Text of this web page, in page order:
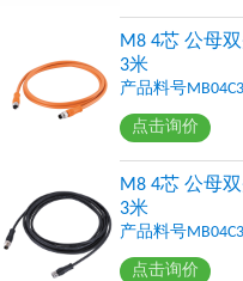
M8 4芯 公母
3米
产品料号
点击询价
M8 4芯 公母
3米
产品料号
点击询价